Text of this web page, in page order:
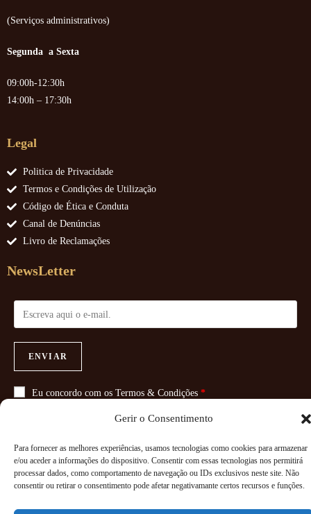
Gerir o Consentimento
Para fornecer as melhores experiências, usamos tecnologias como cookies para armazenar
e/ou aceder a informações do dispositivo. Consentir com essas tecnologias nos permitirá
processar dados, como comportamento de navegação ou IDs exclusivos neste site. Não
consentir ou retirar o consentimento pode afetar negativamante certos recursos e funções.
(Serviços administrativos)
Segunda a Sexta
09:00h-12:30h
14:00h – 17:30h
Legal
Politica de Privacidade
Termos e Condições de Utilização
Código de Ética e Conduta
Canal de Denúncias
Livro de Reclamações
NewsLetter
ENVIAR
Eu concordo com os Termos & Condições *
Copyright 2026 - Powered ByPaginadoze - Soluções Informáticas